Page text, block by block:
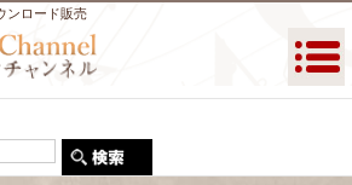
ンロード販売